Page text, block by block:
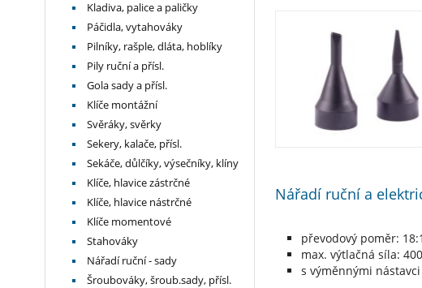
Nářadí ruční a
převodový poměr: 18:1
max. výtlačná síla:
s výměnnými nástavci
Kladiva, palice a paličky
Páčidla, vytahováky
Pilníky, rašple, dláta, hoblíky
Pily ruční a přísl.
Gola sady a přísl.
Klíče montážní
Svěráky, svěrky
Sekery, kalače, přísl.
Sekáče, důlčíky, výsečníky, klíny
Klíče, hlavice zástrčné
Klíče, hlavice nástrčné
Klíče momentové
Stahováky
Nářadí ruční - sady
Šroubováky, šroub.sady, přísl.